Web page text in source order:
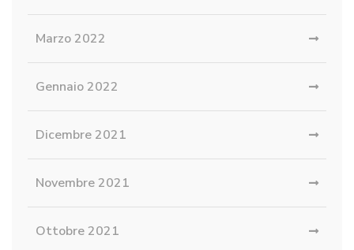
Marzo 2022
Gennaio 2022
Dicembre 2021
Novembre 2021
Ottobre 2021